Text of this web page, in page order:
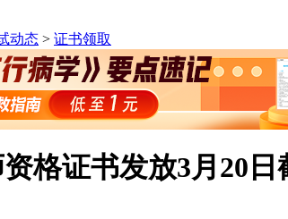
动态 > 证书领取
格证书发放3月20